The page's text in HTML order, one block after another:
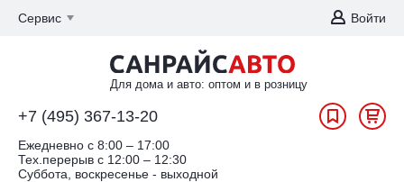
Сервис Войти
Для дома и авто: оптом и в розницу
+7 (495) 367-13-20
Ежедневно c 8:00 – 17:00
Тех.перерыв с 12:00 – 12:30
Суббота, воскресенье - выходной